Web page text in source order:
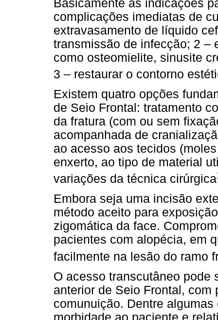
Basicamente as indicações
complicações imediatas de
extravasamento de líquido
transmissão de infecção; 2 –
como osteomielite, sinusite
3 – restaurar o contorno
Existem quatro opções
de Seio Frontal: tratamento
da fratura (com ou sem
acompanhada de
ao acesso aos tecidos
enxerto, ao tipo de material
variações da técnica cirúrgica
Embora seja uma incisão
método aceito para
zigomática da face.
pacientes com alopécia, em
facilmente na lesão do ramo
O acesso transcutâneo pode
anterior de Seio Frontal,
comunuição. Dentre
morbidade ao paciente e